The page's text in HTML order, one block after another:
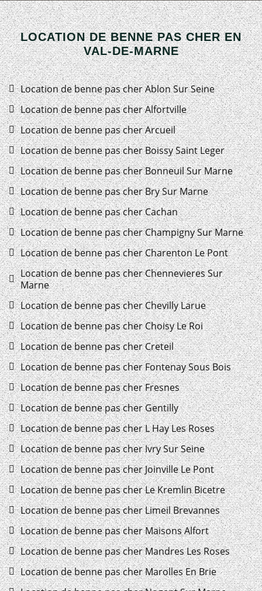
LOCATION DE BENNE PAS CHER EN
VAL-DE-MARNE
Location de benne pas cher Ablon Sur Seine
Location de benne pas cher Alfortville
Location de benne pas cher Arcueil
Location de benne pas cher Boissy Saint Leger
Location de benne pas cher Bonneuil Sur Marne
Location de benne pas cher Bry Sur Marne
Location de benne pas cher Cachan
Location de benne pas cher Champigny Sur Marne
Location de benne pas cher Charenton Le Pont
Location de benne pas cher Chennevieres Sur
Marne
Location de benne pas cher Chevilly Larue
Location de benne pas cher Choisy Le Roi
Location de benne pas cher Creteil
Location de benne pas cher Fontenay Sous Bois
Location de benne pas cher Fresnes
Location de benne pas cher Gentilly
Location de benne pas cher L Hay Les Roses
Location de benne pas cher Ivry Sur Seine
Location de benne pas cher Joinville Le Pont
Location de benne pas cher Le Kremlin Bicetre
Location de benne pas cher Limeil Brevannes
Location de benne pas cher Maisons Alfort
Location de benne pas cher Mandres Les Roses
Location de benne pas cher Marolles En Brie